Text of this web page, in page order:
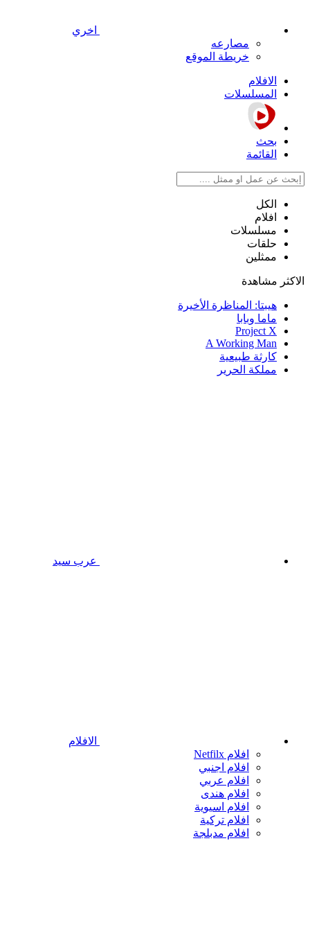
اخري
مصارعه
خريطة الموقع
الافلام
المسلسلات
بحث
القائمة
الكل
افلام
مسلسلات
حلقات
ممثلين
الاكثر مشاهدة
هيبتا: المناظرة الأخيرة
ماما وبابا
Project X
A Working Man
كارثة طبيعية
مملكة الحرير
عرب سيد
الافلام
افلام Netfilx
افلام اجنبي
افلام عربي
افلام هندى
افلام اسيوية
افلام تركية
افلام مدبلجة